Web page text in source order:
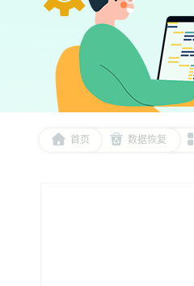
首页 数据恢复